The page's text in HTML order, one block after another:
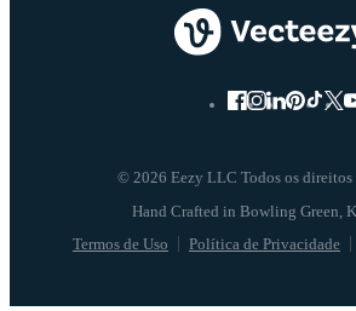
© 2026 Eezy LLC Todos os direitos
Termos de Uso Política de Privacidade